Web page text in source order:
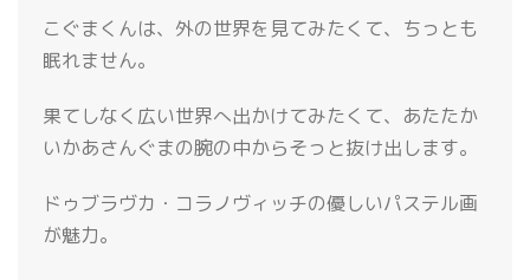
こぐまくんは、外の世界を見てみたくて、ちっとも
眠れません。
果てしなく広い世界へ出かけてみたくて、あたたか
いかあさんぐまの腕の中からそっと抜け出します。
ドゥブラヴカ・コラノヴィッチの優しいパステル画
が魅力。